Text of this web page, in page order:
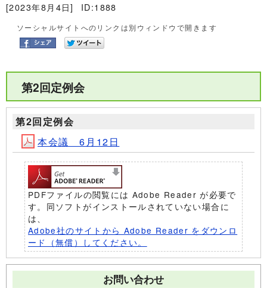
[2023年8月4日] ID:1888
ソーシャルサイトへのリンクは別ウィンドウで開きます
第2回定例会
第2回定例会
本会議 6月12日
PDFファイルの閲覧には Adobe Reader が必要で
す。同ソフトがインストールされていない場合に
は、
Adobe社のサイトから Adobe Reader をダウンロ
ード（無償）してください。
お問い合わせ